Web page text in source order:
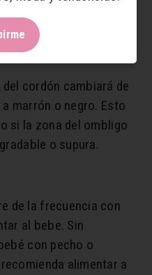
con alcohol hasta
seque y se caiga, lo
a 3 semanas.
cordón cambiará de
marrón o negro. Esto
si la zona del ombligo
o supura.
de la frecuencia con
al bebe. Sin
con pecho o
alimentar a